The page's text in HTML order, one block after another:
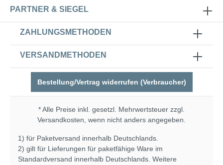
PARTNER & SIEGEL
ZAHLUNGSMETHODEN
VERSANDMETHODEN
Bestellung/Vertrag widerrufen (Verbraucher)
* Alle Preise inkl. gesetzl. Mehrwertsteuer zzgl.
Versandkosten , wenn nicht anders angegeben.
1) für Paketversand innerhalb Deutschlands.
2) gilt für Lieferungen für paketfähige Ware im
Standardversand innerhalb Deutschlands. Weitere